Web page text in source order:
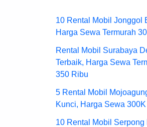
10 Rental Mobil Jonggol
Harga Sewa Termurah
Rental Mobil Surabaya
Terbaik, Harga Sewa
350 Ribu
5 Rental Mobil
Kunci, Harga Sewa 300K
10 Rental Mobil Serpong